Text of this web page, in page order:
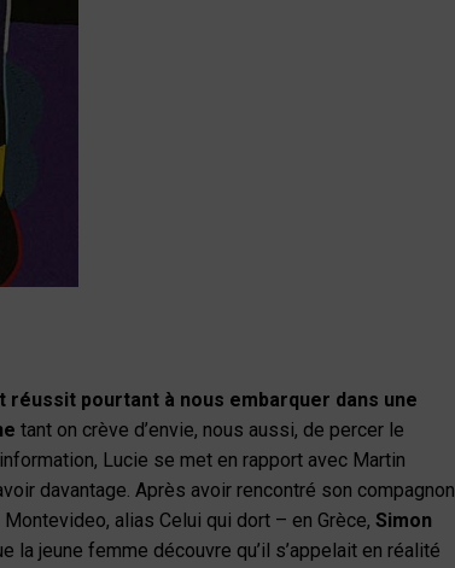
réussit pourtant à nous embarquer dans une
tant on crève d’envie, nous aussi, de percer le
Lucie se met en rapport avec Martin
davantage. Après avoir rencontré son compagnon
alias Celui qui dort – en Grèce, Simon
la jeune femme découvre qu’il s’appelait en réalité